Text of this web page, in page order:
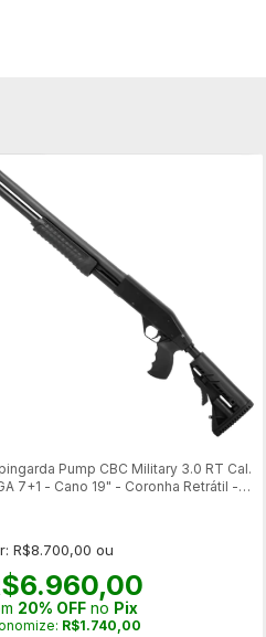
Pump CBC Military 3.0 RT Cal.
7+1 - Cano 19" - Coronha Retrátil -
R$8.700,00 ou
20% OFF no Pix
R$1.740,00